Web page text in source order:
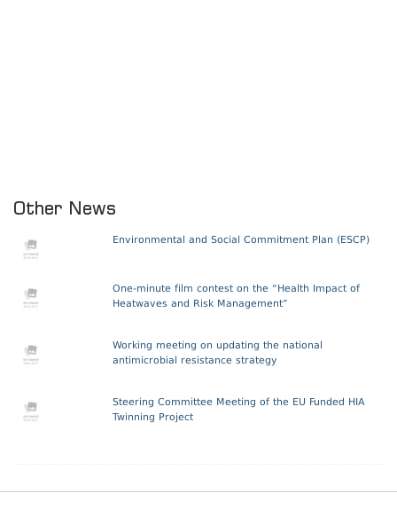
Other News
Environmental and Social Commitment Plan (ESCP)
One-minute film contest on the “Health Impact of
Heatwaves and Risk Management”
Working meeting on updating the national
antimicrobial resistance strategy
Steering Committee Meeting of the EU Funded HIA
Twinning Project